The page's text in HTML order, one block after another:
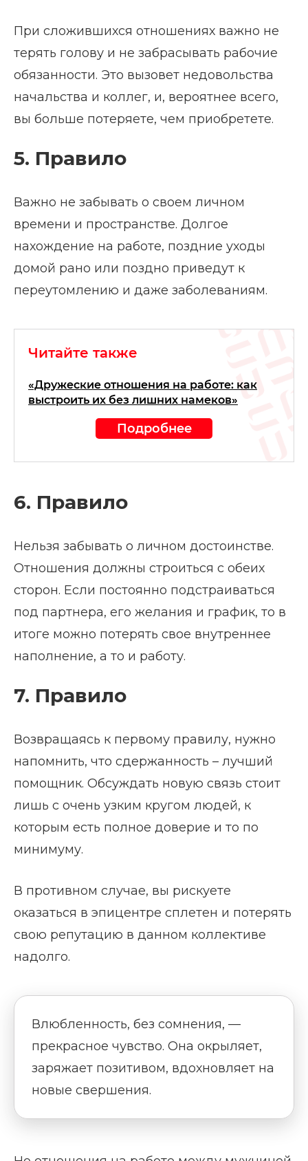
При сложившихся отношениях важно не
терять голову и не забрасывать рабочие
обязанности. Это вызовет недовольства
начальства и коллег, и, вероятнее всего,
вы больше потеряете, чем приобретете.
5. Правило
Важно не забывать о своем личном
времени и пространстве. Долгое
нахождение на работе, поздние уходы
домой рано или поздно приведут к
переутомлению и даже заболеваниям.
Читайте также
«Дружеские отношения на работе: как
выстроить их без лишних намеков»
Подробнее
6. Правило
Нельзя забывать о личном достоинстве.
Отношения должны строиться с обеих
сторон. Если постоянно подстраиваться
под партнера, его желания и график, то в
итоге можно потерять свое внутреннее
наполнение, а то и работу.
7. Правило
Возвращаясь к первому правилу, нужно
напомнить, что сдержанность – лучший
помощник. Обсуждать новую связь стоит
лишь с очень узким кругом людей, к
которым есть полное доверие и то по
минимуму.
В противном случае, вы рискуете
оказаться в эпицентре сплетен и потерять
свою репутацию в данном коллективе
надолго.
Влюбленность, без сомнения, —
прекрасное чувство. Она окрыляет,
заряжает позитивом, вдохновляет на
новые свершения.